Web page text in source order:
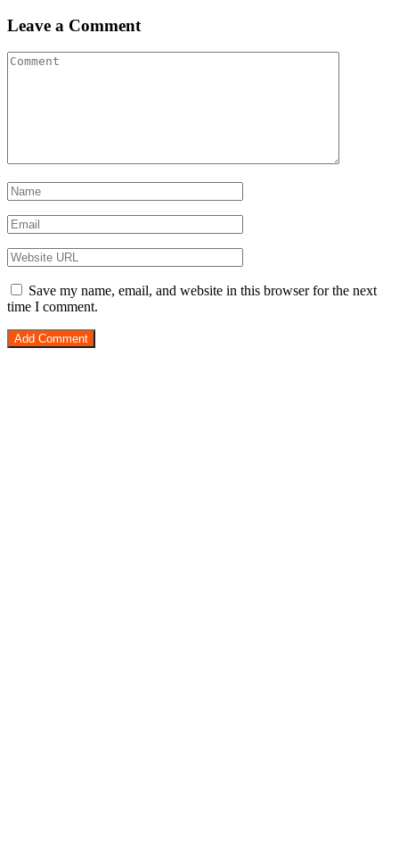
Leave a Comment
Save my name, email, and website in this browser for the next
time I comment.